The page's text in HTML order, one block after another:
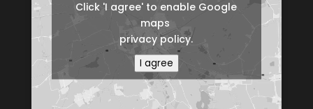
Click 'I agree' to enable Google
maps
privacy policy.
I agree